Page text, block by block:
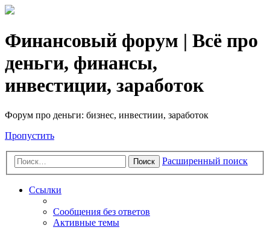
Финансовый форум | Всё про
деньги, финансы,
инвестиции, заработок
Форум про деньги: бизнес, инвестиии, заработок
Пропустить
Поиск Расширенный поиск
Ссылки
Сообщения без ответов
Активные темы